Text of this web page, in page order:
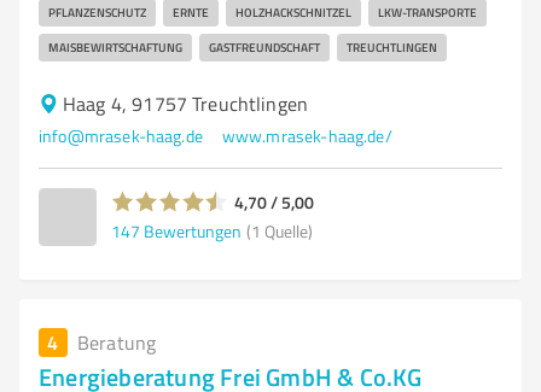
PFLANZENSCHUTZ ERNTE HOLZHACKSCHNITZEL LKW-TRANSPORTE
MAISBEWIRTSCHAFTUNG GASTFREUNDSCHAFT TREUCHTLINGEN
Haag 4, 91757 Treuchtlingen
info@mrasek-haag.de www.mrasek-haag.de/
4,70 / 5,00
147 Bewertungen (1 Quelle)
4 Beratung
Energieberatung Frei GmbH & Co.KG